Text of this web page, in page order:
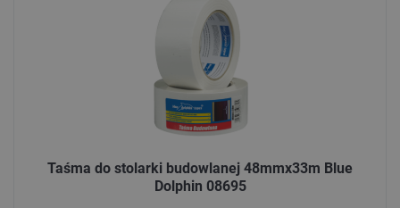
Taśma do stolarki budowlanej 48mmx33m Blue
Dolphin 08695